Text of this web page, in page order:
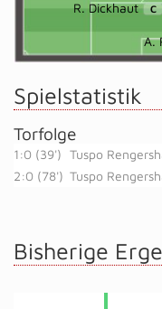
R. Dickhaut C
A.
Spielstatistik
Torfolge
1:0 (39') Tuspo
2:0 (78') Tuspo
Bisherige